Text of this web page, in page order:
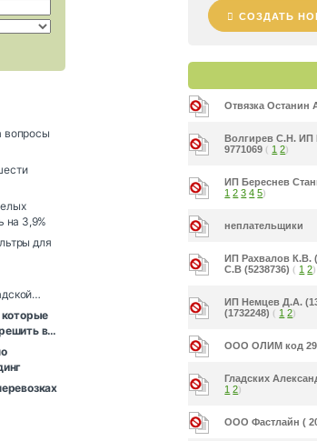
СОЗДАТЬ
Отвязка Останин
Волгирев С.Н. ИП
9771069 ( 1 2)
ИП Береснев
1 2 3 4 5)
неплательщики
ИП Рахвалов К.В.
С.В (5238736) ( 1 2)
ИП Немцев Д.А.
(1732248) ( 1 2)
ООО ОЛИМ код
Гладских
1 2)
ООО Фастлайн (